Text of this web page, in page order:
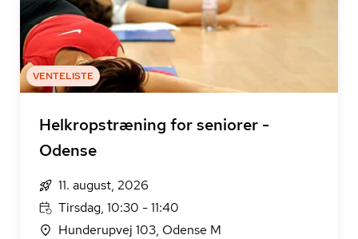
VENTELISTE
Helkropstræning for seniorer -
Odense
11. august, 2026
Tirsdag, 10:30 - 11:40
Hunderupvej 103, Odense M